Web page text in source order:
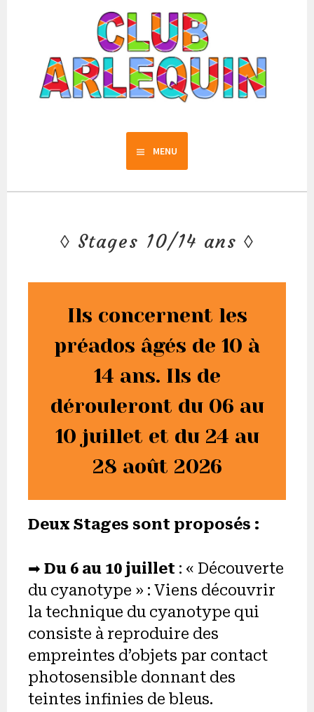
Club Arlequin
MENU
Stages 10/14 ans
Ils concernent les
préados âgés de 10 à
14 ans. Ils de
dérouleront du 06 au
10 juillet et du 24 au
28 août 2026
Deux Stages sont proposés :
➡︎Du 6 au 10 juillet : « Découverte
du cyanotype » : Viens découvrir
la technique du cyanotype qui
consiste à reproduire des
empreintes d’objets par contact
photosensible donnant des
teintes infinies de bleus.